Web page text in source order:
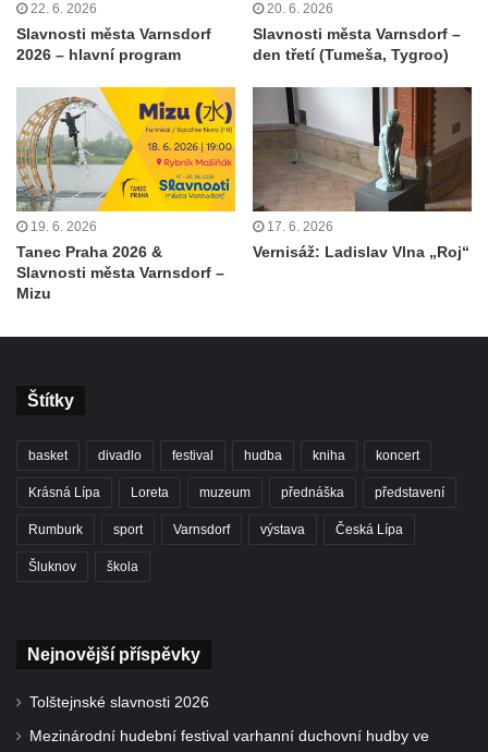
22. 6. 2026
Slavnosti města Varnsdorf
2026 – hlavní program
20. 6. 2026
Slavnosti města Varnsdorf –
den třetí (Tumeša, Tygroo)
19. 6. 2026
Tanec Praha 2026 &
Slavnosti města Varnsdorf –
Mizu
17. 6. 2026
Vernisáž: Ladislav Vlna „Roj“
Štítky
basket divadlo festival hudba kniha koncert
Krásná Lípa Loreta muzeum přednáška představení
Rumburk sport Varnsdorf výstava Česká Lípa
Šluknov škola
Nejnovější příspěvky
Tolštejnské slavnosti 2026
Mezinárodní hudební festival varhanní duchovní hudby ve